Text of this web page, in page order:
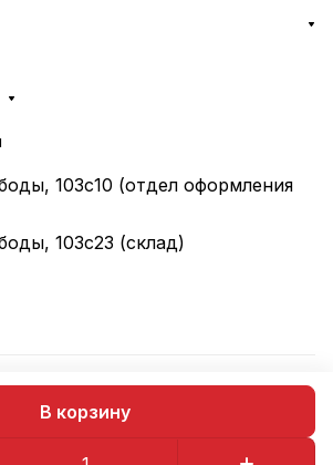
В корзину
103с10 (отдел оформления
103с23 (склад)